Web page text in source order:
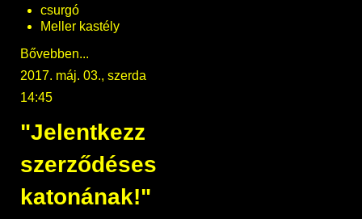
csurgó
Meller kastély
Bővebben...
2017. máj. 03., szerda
14:45
"Jelentkezz
szerződéses
katonának!"